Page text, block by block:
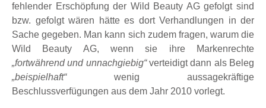
fehlender Erschöpfung der Wild Beauty AG gefolgt sind
bzw. gefolgt wären hätte es dort Verhandlungen in der
Sache gegeben. Man kann sich zudem fragen, warum die
Wild Beauty AG, wenn sie ihre Markenrechte
„fortwährend und unnachgiebig“verteidigt dann als Beleg
„beispielhaft“wenig aussagekräftige
Beschlussverfügungen aus dem Jahr 2010 vorlegt.